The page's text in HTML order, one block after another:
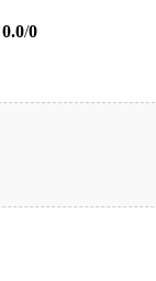
0.0/0